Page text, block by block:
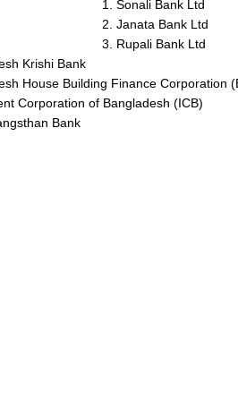
1. Sonali Bank Ltd
2. Janata Bank Ltd
3. Rupali Bank Ltd
Krishi Bank
House Building Finance Corporation
Corporation of Bangladesh (ICB)
Bank